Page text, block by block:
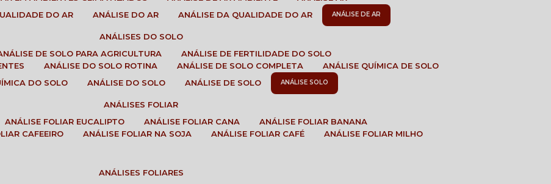
DO AR ANÁLISE DO AR ANÁLISE DA QUALIDADE DO AR ANÁLISE DE AR
ANÁLISES DO SOLO
ANÁLISE DE SOLO PARA AGRICULTURA
ANÁLISE DE FERTILIDADE DO SOLO
ANÁLISE DO SOLO ROTINA ANÁLISE DE SOLO COMPLETA
ANÁLISE QUÍMICA DE SOLO
DO SOLO ANÁLISE DO SOLO ANÁLISE DE SOLO ANÁLISE SOLO
ANÁLISES FOLIAR
ANÁLISE FOLIAR EUCALIPTO ANÁLISE FOLIAR CANA
ANÁLISE FOLIAR BANANA
CAFEEIRO ANÁLISE FOLIAR NA SOJA ANÁLISE FOLIAR CAFÉ
ANÁLISE FOLIAR MILHO
ANÁLISES FOLIARES